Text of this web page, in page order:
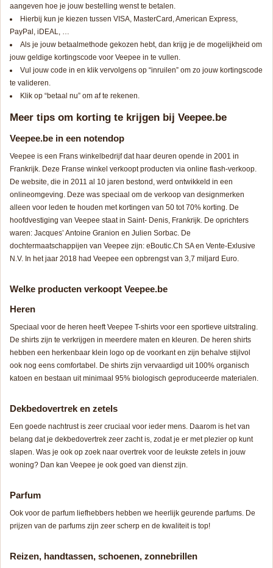
aangeven hoe je jouw bestelling wenst te betalen.
Hierbij kun je kiezen tussen VISA, MasterCard, American Express,
PayPal, iDEAL, …
Als je jouw betaalmethode gekozen hebt, dan krijg je de mogelijkheid om
jouw geldige kortingscode voor Veepee in te vullen.
Vul jouw code in en klik vervolgens op “inruilen” om zo jouw kortingscode
te valideren.
Klik op “betaal nu” om af te rekenen.
Meer tips om korting te krijgen bij Veepee.be
Veepee.be in een notendop
Veepee is een Frans winkelbedrijf dat haar deuren opende in 2001 in
Frankrijk. Deze Franse winkel verkoopt producten via online flash-verkoop.
De website, die in 2011 al 10 jaren bestond, werd ontwikkeld in een
onlineomgeving. Deze was speciaal om de verkoop van designmerken
alleen voor leden te houden met kortingen van 50 tot 70% korting. De
hoofdvestiging van Veepee staat in Saint- Denis, Frankrijk. De oprichters
waren: Jacques’ Antoine Granion en Julien Sorbac. De
dochtermaatschappijen van Veepee zijn: eBoutic.Ch SA en Vente-Exlusive
N.V. In het jaar 2018 had Veepee een opbrengst van 3,7 miljard Euro.
Welke producten verkoopt Veepee.be
Heren
Speciaal voor de heren heeft Veepee T-shirts voor een sportieve uitstraling.
De shirts zijn te verkrijgen in meerdere maten en kleuren. De heren shirts
hebben een herkenbaar klein logo op de voorkant en zijn behalve stijlvol
ook nog eens comfortabel. De shirts zijn vervaardigd uit 100% organisch
katoen en bestaan uit minimaal 95% biologisch geproduceerde materialen.
Dekbedovertrek en zetels
Een goede nachtrust is zeer cruciaal voor ieder mens. Daarom is het van
belang dat je dekbedovertrek zeer zacht is, zodat je er met plezier op kunt
slapen. Was je ook op zoek naar overtrek voor de leukste zetels in jouw
woning? Dan kan Veepee je ook goed van dienst zijn.
Parfum
Ook voor de parfum liefhebbers hebben we heerlijk geurende parfums. De
prijzen van de parfums zijn zeer scherp en de kwaliteit is top!
Reizen, handtassen, schoenen, zonnebrillen